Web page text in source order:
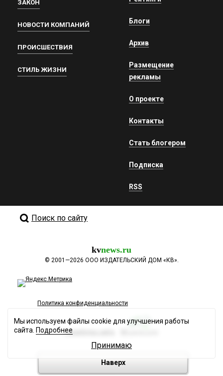
ЗАКОН
НОВОСТИ КОМПАНИЙ
ПРОИСШЕСТВИЯ
СТИЛЬ ЖИЗНИ
Блоги
Архив
Размещение
рекламы
О проекте
Контакты
Стать блогером
Подписка
RSS
Поиск по сайту
kvnews.ru
© 2001—2026 ООО ИЗДАТЕЛЬСКИЙ ДОМ «КВ».
Политика конфиденциальности
Разработка сайта
Наверх
Мы используем файлы cookie для улучшения работы
сайта. Подробнее
Принимаю